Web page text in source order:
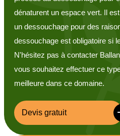
dénaturent un espace vert. Il
un dessouchage pour des
dessouchage est obligatoire si
N'hésitez pas à contacter
vous souhaitez effectuer ce
meilleure dans ce domaine.
Devis gratuit